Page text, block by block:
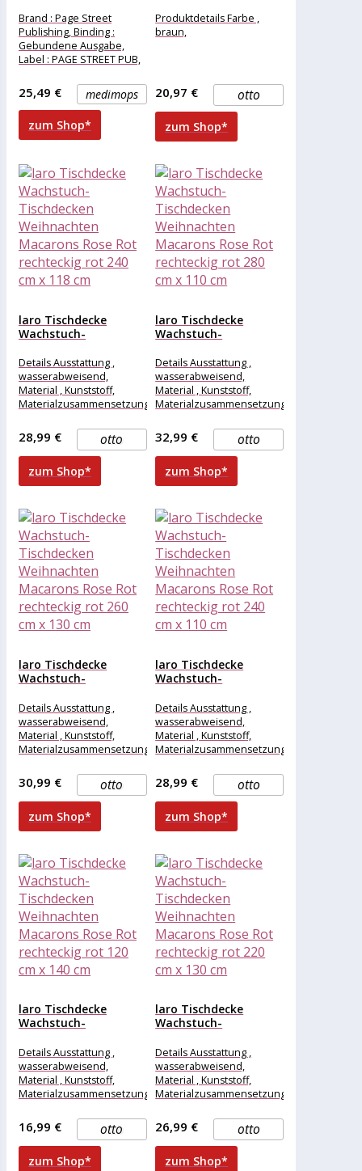
Brand : Page Street
Publishing, Binding :
Gebundene Ausgabe,
Label : PAGE STREET PUB,
PUB, mediummedimops
25,49 €
zum Shop*
Produktdetails Farbe ,
braun,
otto
20,97 €
zum Shop*
laro Tischdecke
Wachstuch-
Weihnachten
Macarons Rose Rot...
Details Ausstattung ,
wasserabweisend,
Material , Kunststoff,
Materialzusammensetzung
Gewicht Breite , 240 cm,
Länge , 118
otto
28,99 €
zum Shop*
laro Tischdecke
Wachstuch-
Weihnachten
Macarons Rose Rot...
Details Ausstattung ,
wasserabweisend,
Material , Kunststoff,
Materialzusammensetzung
Gewicht Breite , 280 cm,
Länge , 110
otto
32,99 €
zum Shop*
laro Tischdecke
Wachstuch-
Weihnachten
Macarons Rose Rot...
Details Ausstattung ,
wasserabweisend,
Material , Kunststoff,
Materialzusammensetzung
Gewicht Breite , 260 cm,
Länge , 130
otto
30,99 €
zum Shop*
laro Tischdecke
Wachstuch-
Weihnachten
Macarons Rose Rot...
Details Ausstattung ,
wasserabweisend,
Material , Kunststoff,
Materialzusammensetzung
Gewicht Breite , 240 cm,
Länge , 110
otto
28,99 €
zum Shop*
laro Tischdecke
Wachstuch-
Weihnachten
Macarons Rose Rot...
Details Ausstattung ,
wasserabweisend,
Material , Kunststoff,
Materialzusammensetzung
Gewicht Breite , 120 cm,
Länge , 140
otto
16,99 €
zum Shop*
laro Tischdecke
Wachstuch-
Weihnachten
Macarons Rose Rot...
Details Ausstattung ,
wasserabweisend,
Material , Kunststoff,
Materialzusammensetzung
Gewicht Breite , 220 cm,
Länge , 130
otto
26,99 €
zum Shop*